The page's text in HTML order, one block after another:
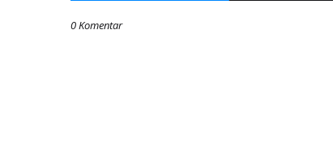
0 Komentar